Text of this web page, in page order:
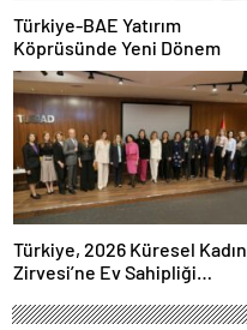
Türkiye-BAE Yatırım
Köprüsünde Yeni Dönem
Türkiye, 2026 Küresel Kadın
Zirvesi’ne Ev Sahipliği